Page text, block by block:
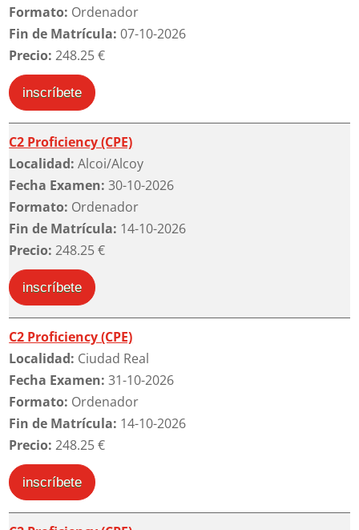
Formato: Ordenador
Fin de Matrícula:07-10-2026
Precio:248.25 €
inscríbete
C2 Proficiency (CPE)
Localidad: Alcoi/Alcoy
Fecha Examen:30-10-2026
Formato: Ordenador
Fin de Matrícula: 14-10-2026
Precio:248.25 €
inscríbete
C2 Proficiency (CPE)
Localidad: Ciudad Real
Fecha Examen:31-10-2026
Formato: Ordenador
Fin de Matrícula: 14-10-2026
Precio:248.25 €
inscríbete